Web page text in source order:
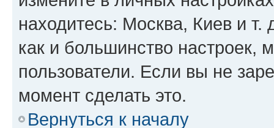
находитесь: Москва, Киев и т.
как и большинство настроек,
пользователи. Если вы не
момент сделать это.
Вернуться к началу